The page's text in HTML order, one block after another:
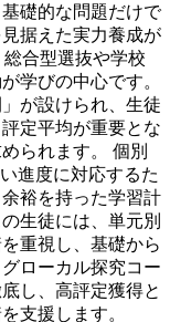
礎的な問題だけで
据えた実力養成が
合型選抜や学校
学びの中心です。
が設けられ、生徒
定平均が重要とな
られます。 個別
進度に対応するた
裕を持った学習計
生徒には、単元別
重視し、基礎から
ローカル探究コー
し、高評定獲得と
支援します。